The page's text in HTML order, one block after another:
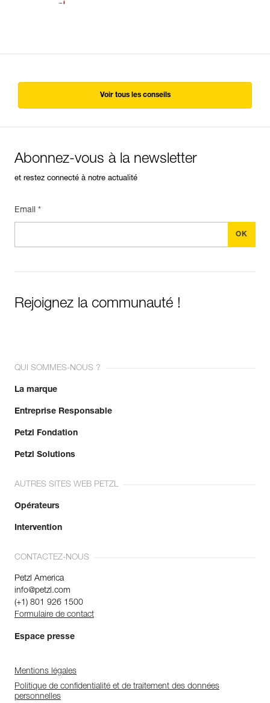
Voir tous les conseils
Abonnez-vous à la newsletter
et restez connecté à notre actualité
Email *
Rejoignez la communauté !
QUI SOMMES-NOUS ?
La marque
Entreprise Responsable
Petzl Fondation
Petzl Solutions
AUTRES SITES WEB PETZL
Opérateurs
Intervention
CONTACTEZ-NOUS
Petzl America
info@petzl.com
(+1) 801 926 1500
Formulaire de contact
Espace presse
Mentions légales
Politique de confidentialité et de traitement des données
personnelles